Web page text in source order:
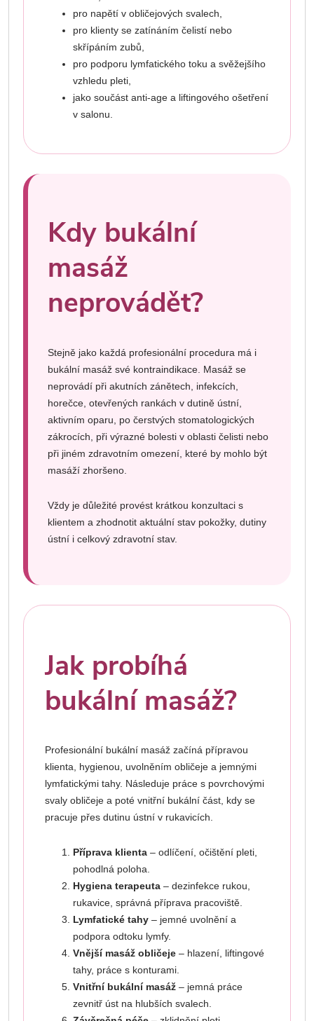
pro napětí v obličejových svalech,
pro klienty se zatínáním čelistí nebo
skřípáním zubů,
pro podporu lymfatického toku a svěžejšího
vzhledu pleti,
jako součást anti-age a liftingového ošetření
v salonu.
Kdy bukální
masáž
neprovádět?
Stejně jako každá profesionální procedura má i
bukální masáž své kontraindikace. Masáž se
neprovádí při akutních zánětech, infekcích,
horečce, otevřených rankách v dutině ústní,
aktivním oparu, po čerstvých stomatologických
zákrocích, při výrazné bolesti v oblasti čelisti nebo
při jiném zdravotním omezení, které by mohlo být
masáží zhoršeno.
Vždy je důležité provést krátkou konzultaci s
klientem a zhodnotit aktuální stav pokožky, dutiny
ústní i celkový zdravotní stav.
Jak probíhá
bukální masáž?
Profesionální bukální masáž začíná přípravou
klienta, hygienou, uvolněním obličeje a jemnými
lymfatickými tahy. Následuje práce s povrchovými
svaly obličeje a poté vnitřní bukální část, kdy se
pracuje přes dutinu ústní v rukavicích.
Příprava klienta – odlíčení, očištění pleti,
pohodlná poloha.
Hygiena terapeuta – dezinfekce rukou,
rukavice, správná příprava pracoviště.
Lymfatické tahy – jemné uvolnění a
podpora odtoku lymfy.
Vnější masáž obličeje – hlazení, liftingové
tahy, práce s konturami.
Vnitřní bukální masáž – jemná práce
zevnitř úst na hlubších svalech.